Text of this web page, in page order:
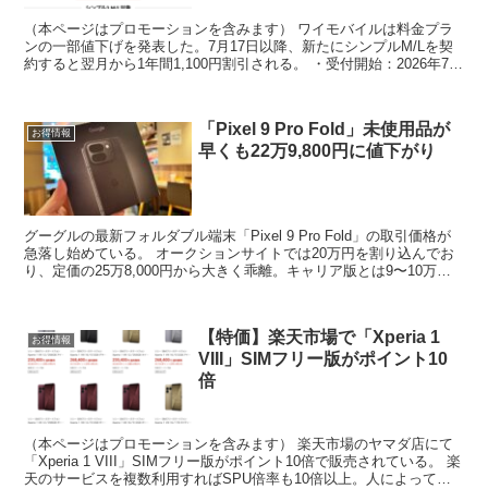
（本ページはプロモーションを含みます） ワイモバイルは料金プラ
ンの一部値下げを発表した。7月17日以降、新たにシンプルM/Lを契
約すると翌月から1年間1,100円割引される。 ・受付開始：2026年7月
お得情報
「Pixel 9 Pro Fold」未使用品が
早くも22万9,800円に値下がり
グーグルの最新フォルダブル端末「Pixel 9 Pro Fold」の取引価格が
急落し始めている。 オークションサイトでは20万円を割り込んでお
り、定価の25万8,000円から大きく乖離。キャリア版とは9〜10万円
お得情報
【特価】楽天市場で「Xperia 1
VIII」SIMフリー版がポイント10
倍
（本ページはプロモーションを含みます） 楽天市場のヤマダ店にて
「Xperia 1 VIII」SIMフリー版がポイント10倍で販売されている。 楽
天のサービスを複数利用すればSPU倍率も10倍以上。人によって